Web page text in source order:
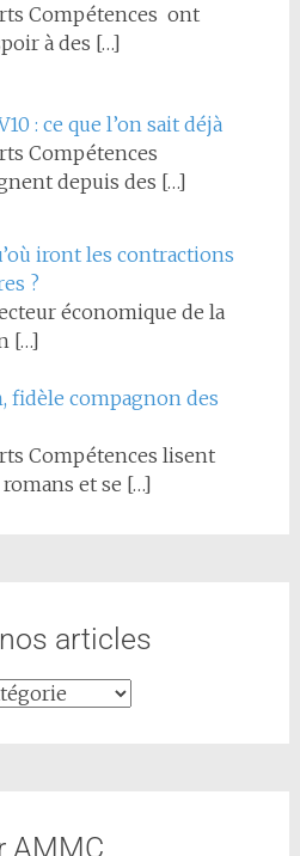
Compétences ont
à des […]
: ce que l’on sait déjà
Compétences
depuis des […]
iront les contractions
?
économique de la
[…]
fidèle compagnon des
Compétences lisent
et se […]
articles
AMMC